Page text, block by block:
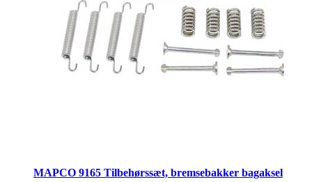
MAPCO 9165 Tilbehørssæt, bremsebakker bagaksel